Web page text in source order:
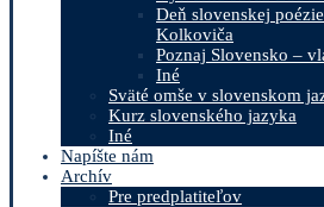
Deň slovenskej
Kolkoviča
Poznaj Slovensko –
Iné
Sväté omše v slovenskom
Kurz slovenského jazyka
Iné
Napíšte nám
Archív
Pre predplatiteľov